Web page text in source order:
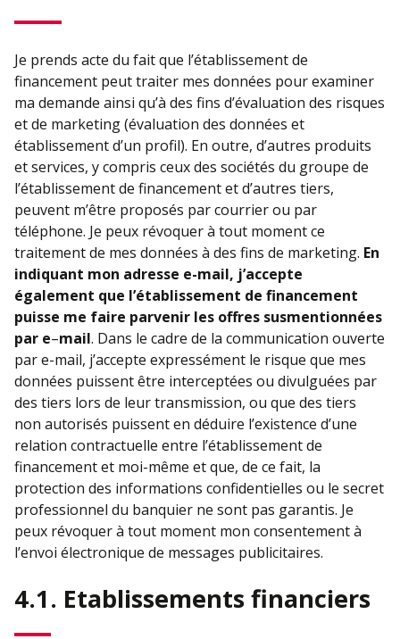
Je prends acte du fait que l’établissement de
financement peut traiter mes données pour examiner
ma demande ainsi qu’à des fins d’évaluation des risques
et de marketing (évaluation des données et
établissement d’un profil). En outre, d’autres produits
et services, y compris ceux des sociétés du groupe de
l’établissement de financement et d’autres tiers,
peuvent m’être proposés par courrier ou par
téléphone. Je peux révoquer à tout moment ce
traitement de mes données à des fins de marketing. En
indiquant mon adresse e-mail, j’accepte
également que l’établissement de financement
puisse me faire parvenir les offres susmentionnées
par e–mail. Dans le cadre de la communication ouverte
par e-mail, j’accepte expressément le risque que mes
données puissent être interceptées ou divulguées par
des tiers lors de leur transmission, ou que des tiers
non autorisés puissent en déduire l’existence d’une
relation contractuelle entre l’établissement de
financement et moi-même et que, de ce fait, la
protection des informations confidentielles ou le secret
professionnel du banquier ne sont pas garantis. Je
peux révoquer à tout moment mon consentement à
l’envoi électronique de messages publicitaires.
4.1. Etablissements financiers